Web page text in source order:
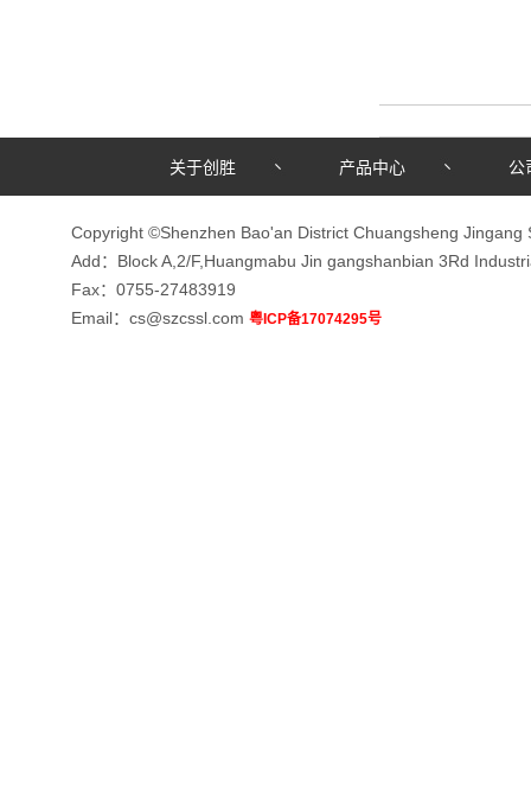
关于创胜 产品中心 公
Copyright ©Shenzhen Bao'an District Chuangsheng Jingang
Add：Block A,2/F,Huangmabu Jin gangshanbian 3Rd
Fax：0755-27483919
Email：cs@szcssl.com 粤ICP备17074295号